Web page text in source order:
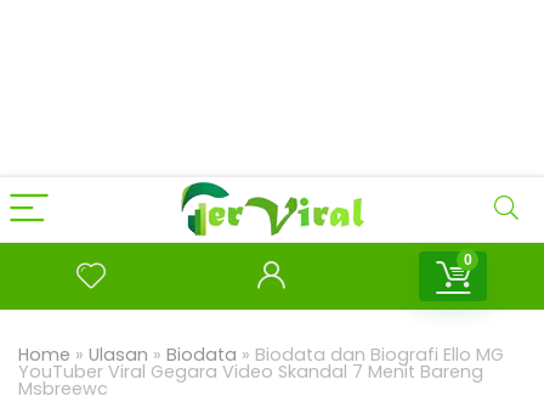
0
Home » Ulasan » Biodata » Biodata dan Biografi Ello MG
YouTuber Viral Gegara Video Skandal 7 Menit Bareng
Msbreewc